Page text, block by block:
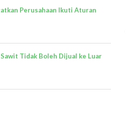
Perusahaan Ikuti Aturan
Tidak Boleh Dijual ke Luar